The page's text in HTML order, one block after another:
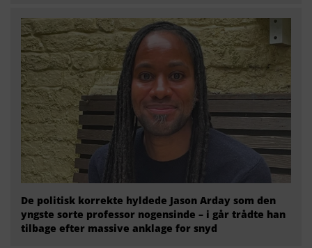
De politisk korrekte hyldede Jason Arday som den
yngste sorte professor nogensinde – i går trådte han
tilbage efter massive anklage for snyd